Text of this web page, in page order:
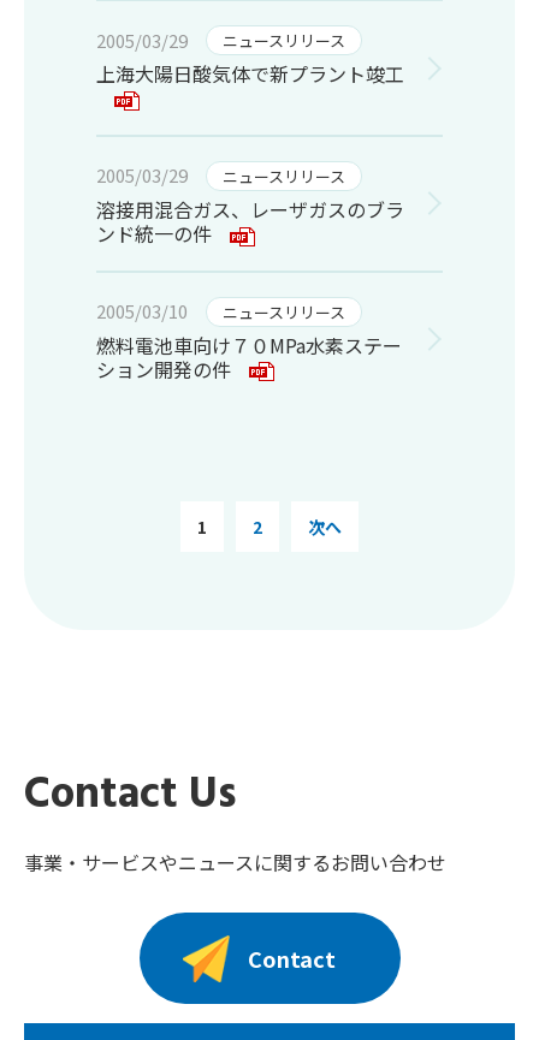
2005/03/29 ニュースリリース
上海大陽日酸気体で新プラント竣工
2005/03/29 ニュースリリース
溶接用混合ガス、レーザガスのブラ
ンド統一の件
2005/03/10 ニュースリリース
燃料電池車向け７０MPa水素ステー
ション開発の件
1 2 次へ
Contact Us
事業・サービスやニュースに関するお問い合わせ
Contact